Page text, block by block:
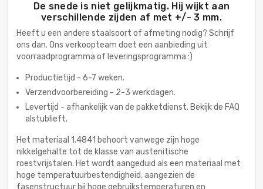
De snede is niet gelijkmatig. Hij wijkt aan
verschillende zijden af met +/- 3 mm.
Heeft u een andere staalsoort of afmeting nodig? Schrijf
ons dan. Ons verkoopteam doet een aanbieding uit
voorraadprogramma of leveringsprogramma :)
Productietijd - 6-7 weken.
Verzendvoorbereiding - 2-3 werkdagen.
Levertijd - afhankelijk van de pakketdienst. Bekijk de FAQ
alstublieft.
Het materiaal 1.4841 behoort vanwege zijn hoge
nikkelgehalte tot de klasse van austenitische
roestvrijstalen. Het wordt aangeduid als een materiaal met
hoge temperatuurbestendigheid, aangezien de